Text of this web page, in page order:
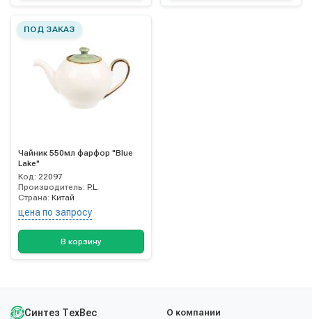
ПОД ЗАКАЗ
Чайник 550мл фарфор "Blue
Lake"
Код: 22097
Производитель: P.L.
Страна: Китай
цена по запросу
В корзину
Синтез ТехВес
О компании